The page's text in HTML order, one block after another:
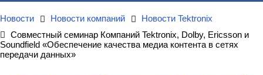
Новости Новости компаний
Новости Tektronix
Совместный семинар Компаний Tektronix, Dolby, Ericsson и
Soundfield «Обеспечение качества медиа контента в сетях
передачи данных»